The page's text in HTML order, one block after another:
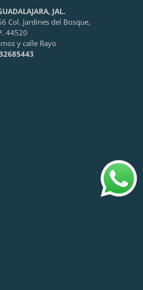
JAL.
Col. Jardines del Bosque,
44520
y calle Rayo